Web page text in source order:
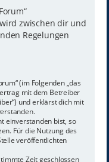
zwischen dir und
Regelungen
(im Folgenden „das
mit dem Betreiber
und erklärst dich mit
einverstanden bist, so
Für die Nutzung des
veröffentlichten
Zeit geschlossen